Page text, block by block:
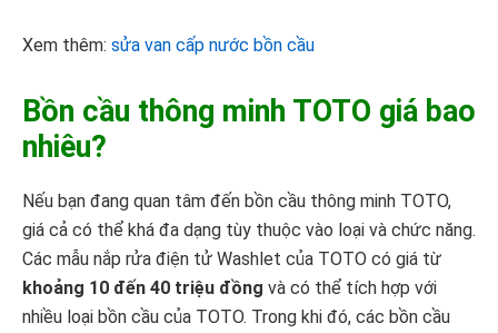
Xem thêm: sửa van cấp nước bồn cầu
Bồn cầu thông minh TOTO giá bao
nhiêu?
Nếu bạn đang quan tâm đến bồn cầu thông minh TOTO,
giá cả có thể khá đa dạng tùy thuộc vào loại và chức năng.
Các mẫu nắp rửa điện tử Washlet của TOTO có giá từ
khoảng 10 đến 40 triệu đồng và có thể tích hợp với
nhiều loại bồn cầu của TOTO. Trong khi đó, các bồn cầu